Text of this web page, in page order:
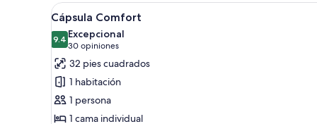
Abrir
todas
las
fotos
de
Cápsula
Comfort
Una habitación con cama,
21
Cápsula Comfort
9.49.4 de 10
Excepcional
30 opiniones
(30
opiniones)
32 pies cuadrados
1 habitación
1 persona
1 cama individual